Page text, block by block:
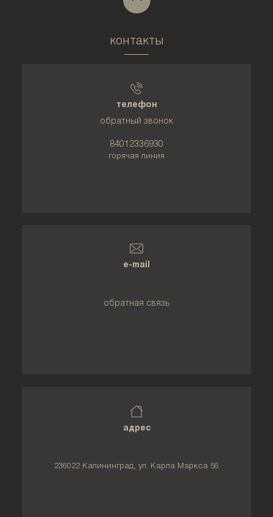
контакты
телефон
обратный звонок
84012336930
горячая линия
e-mail
обратная связь
адрес
236022 Калининград, ул. Карла Маркса 56